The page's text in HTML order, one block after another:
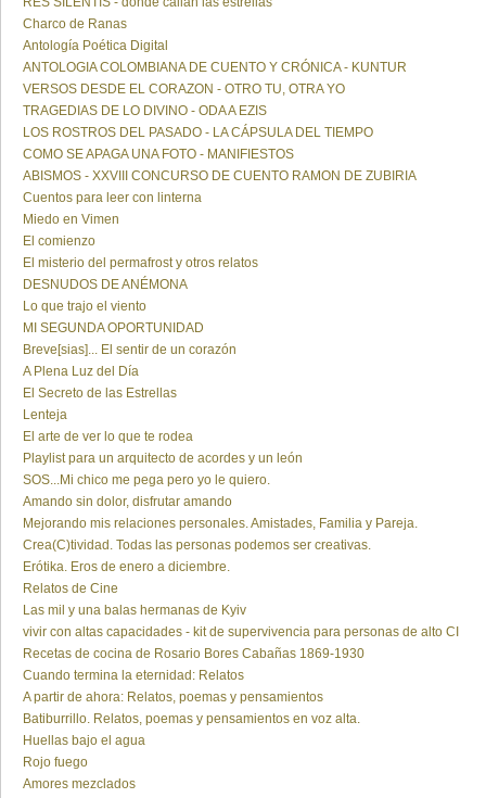
Charco de Ranas
Antología Poética Digital
ANTOLOGIA COLOMBIANA DE CUENTO Y CRÓNICA - KUNTUR
VERSOS DESDE EL CORAZON - OTRO TU, OTRA YO
TRAGEDIAS DE LO DIVINO - ODA A EZIS
LOS ROSTROS DEL PASADO - LA CÁPSULA DEL TIEMPO
COMO SE APAGA UNA FOTO - MANIFIESTOS
ABISMOS - XXVIII CONCURSO DE CUENTO RAMON DE ZUBIRIA
Cuentos para leer con linterna
Miedo en Vimen
El comienzo
El misterio del permafrost y otros relatos
DESNUDOS DE ANÉMONA
Lo que trajo el viento
MI SEGUNDA OPORTUNIDAD
Breve[sias]... El sentir de un corazón
A Plena Luz del Día
El Secreto de las Estrellas
Lenteja
El arte de ver lo que te rodea
Playlist para un arquitecto de acordes y un león
SOS...Mi chico me pega pero yo le quiero.
Amando sin dolor, disfrutar amando
Mejorando mis relaciones personales. Amistades, Familia y Pareja.
Crea(C)tividad. Todas las personas podemos ser creativas.
Erótika. Eros de enero a diciembre.
Relatos de Cine
Las mil y una balas hermanas de Kyiv
vivir con altas capacidades - kit de supervivencia para personas de alto CI
Recetas de cocina de Rosario Bores Cabañas 1869-1930
Cuando termina la eternidad: Relatos
A partir de ahora: Relatos, poemas y pensamientos
Batiburrillo. Relatos, poemas y pensamientos en voz alta.
Huellas bajo el agua
Rojo fuego
Amores mezclados